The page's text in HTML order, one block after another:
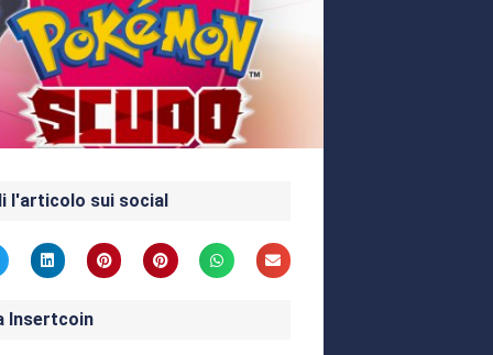
l'articolo sui social
Insertcoin